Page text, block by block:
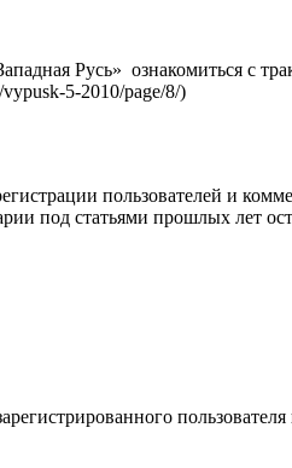
Русь» ознакомиться с
5-2010/page/8/)
пользователей и
под статьями прошлых лет
пользователя